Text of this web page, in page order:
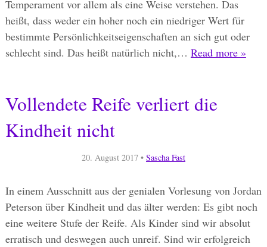
Temperament vor allem als eine Weise verstehen. Das
heißt, dass weder ein hoher noch ein niedriger Wert für
bestimmte Persönlichkeitseigenschaften an sich gut oder
schlecht sind. Das heißt natürlich nicht,… Read more »
Vollendete Reife verliert die
Kindheit nicht
20. August 2017• Sascha Fast
In einem Ausschnitt aus der genialen Vorlesung von Jordan
Peterson über Kindheit und das älter werden: Es gibt noch
eine weitere Stufe der Reife. Als Kinder sind wir absolut
erratisch und deswegen auch unreif. Sind wir erfolgreich